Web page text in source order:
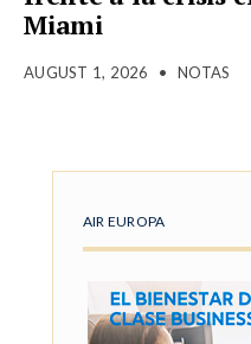
Miami
AUGUST 1, 2026 • NOTAS
AIR EUROPA